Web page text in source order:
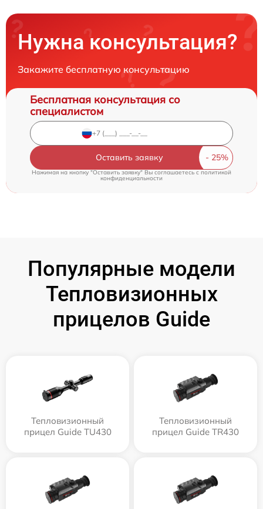
Нужна консультация?
Закажите бесплатную консультацию
Бесплатная консультация со
специалистом
Оставить заявку
Нажимая на кнопку "Оставить заявку" Вы соглашаетесь cполитикой
конфиденциальности
Популярные модели
Тепловизионных
прицелов Guide
Тепловизионный
прицел Guide TU430
Тепловизионный
прицел Guide TR430